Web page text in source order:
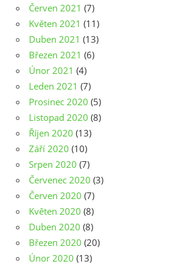
Červen 2021 (7)
Květen 2021 (11)
Duben 2021 (13)
Březen 2021 (6)
Únor 2021 (4)
Leden 2021 (7)
Prosinec 2020 (5)
Listopad 2020 (8)
Říjen 2020 (13)
Září 2020 (10)
Srpen 2020 (7)
Červenec 2020 (3)
Červen 2020 (7)
Květen 2020 (8)
Duben 2020 (8)
Březen 2020 (20)
Únor 2020 (13)